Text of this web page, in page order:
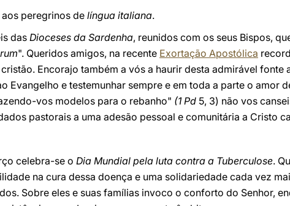
peregrinos delíngua italiana.
das Dioceses da Sardenha, reunidos com os seus Bispos,
". Queridos amigos, na recente Exortação Apostólica
Encorajo também a vós a haurir desta admirável fonte
Evangelho e testemunhar sempre e em toda a parte o amor
vos modelos para o rebanho" (1 Pd 5, 3) não vos
pastorais a uma adesão pessoal e comunitária a Cristo
celebra-se o Dia Mundial pela luta contra a Tuberculose.
na cura dessa doença e uma solidariedade cada vez
Sobre eles e suas famílias invoco o conforto do Senhor,